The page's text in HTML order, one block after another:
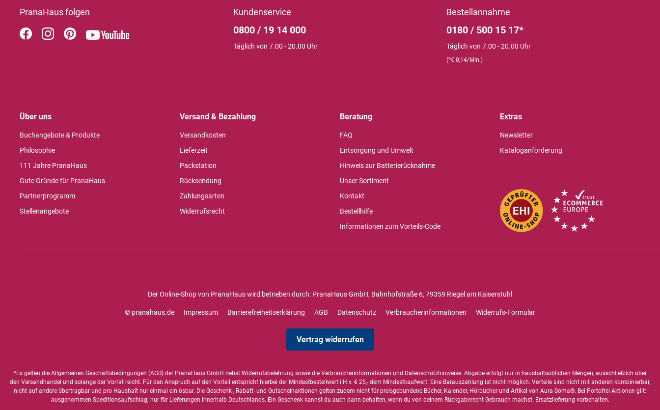
PranaHaus folgen Kundenservice
0800 / 19 14 000
Täglich von 7.00 - 20.00 Uhr
Bestellannahme
0180 / 500 15 17*
Täglich von 7.00 - 20.00 Uhr
(*€ 0,14/Min.)
Über uns
Buchangebote & Produkte
Philosophie
111 Jahre PranaHaus
Gute Gründe für PranaHaus
Partnerprogramm
Stellenangebote
Versand & Bezahlung
Versandkosten
Lieferzeit
Packstation
Rücksendung
Zahlungsarten
Widerrufsrecht
Beratung
FAQ
Entsorgung und Umwelt
Hinweis zur Batterierücknahme
Unser Sortiment
Kontakt
Bestellhilfe
Informationen zum Vorteils-Code
Extras
Newsletter
Kataloganforderung
Der Online-Shop von PranaHaus wird betrieben durch: PranaHaus GmbH, Bahnhofstraße 6, 79359 Riegel am Kaiserstuhl
© pranahaus.de Impressum Barrierefreiheitserklärung AGB Datenschutz Verbraucherinformationen Widerrufs-Formular
Vertrag widerrufen
*Es gelten die Allgemeinen Geschäftsbedingungen (AGB) der PranaHaus GmbH nebst Widerrufsbelehrung sowie die Verbraucherinformationen und Datenschutzhinweise. Abgabe erfolgt nur in haushaltsüblichen Mengen, ausschließlich über
den Versandhandel und solange der Vorrat reicht. Für den Anspruch auf den Vorteil entspricht hierbei der Mindestbestellwert i.H.v. € 25,- dem Mindestkaufwert. Eine Barauszahlung ist nicht möglich. Vorteile sind nicht mit anderen kombinierbar,
nicht auf andere übertragbar und pro Haushalt nur einmal einlösbar. Die Geschenk-, Rabatt- und Gutscheinaktionen gelten zudem nicht für preisgebundene Bücher, Kalender, Hörbücher und Artikel von Aura-Soma®. Bei Portofrei-Aktionen gilt:
ausgenommen Speditionsaufschlag; nur für Lieferungen innerhalb Deutschlands. Ein Geschenk kannst du auch dann behalten, wenn du von deinem Rückgaberecht Gebrauch machst. Ersatzlieferung vorbehalten.